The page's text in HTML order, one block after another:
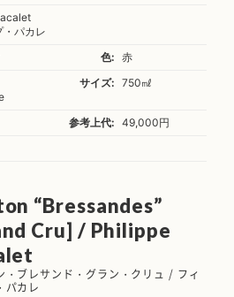
・パカレ
色:
赤
サイズ: 750㎖
参考上代:
49,000円
“Bressandes”
Cru] / Philippe
・ブレサンド・グラン・クリュ / フィ
パカレ